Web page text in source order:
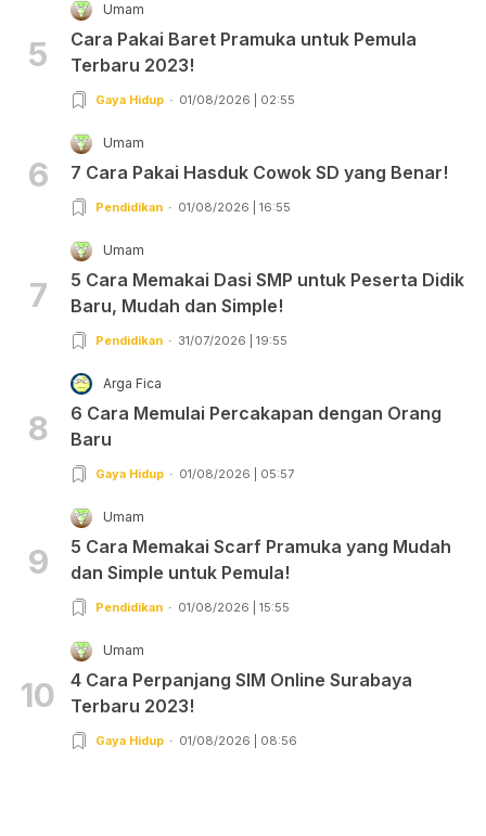
5
Umam
Cara Pakai Baret Pramuka untuk Pemula
Terbaru 2023!
Gaya Hidup 01/08/2026 | 02:55
6
Umam
7 Cara Pakai Hasduk Cowok SD yang Benar!
Pendidikan 01/08/2026 | 16:55
7
Umam
5 Cara Memakai Dasi SMP untuk Peserta Didik
Baru, Mudah dan Simple!
Pendidikan 31/07/2026 | 19:55
8
Arga Fica
6 Cara Memulai Percakapan dengan Orang
Baru
Gaya Hidup 01/08/2026 | 05:57
9
Umam
5 Cara Memakai Scarf Pramuka yang Mudah
dan Simple untuk Pemula!
Pendidikan 01/08/2026 | 15:55
10
Umam
4 Cara Perpanjang SIM Online Surabaya
Terbaru 2023!
Gaya Hidup 01/08/2026 | 08:56